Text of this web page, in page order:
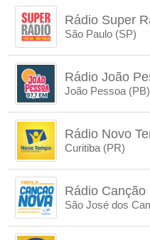
Rádio Super
São Paulo (SP)
Rádio João
João Pessoa (PB)
Rádio Novo
Curitiba (PR)
Rádio Canção
São José dos